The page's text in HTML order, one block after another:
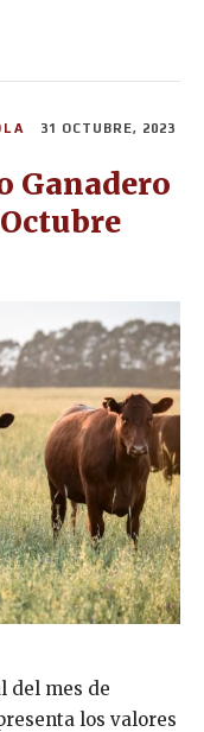
31 OCTUBRE, 2023
Ganadero
del mes de
los valores